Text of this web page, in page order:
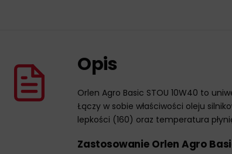
Opis
Orlen Agro Basic STOU 10W40 to
Łączy w sobie właściwości oleju
lepkości (160) oraz temperatura
Zastosowanie Orlen Agro